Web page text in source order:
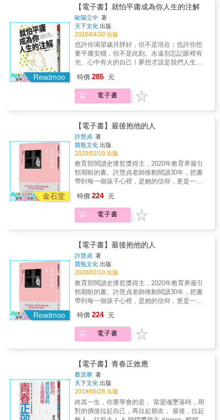
大人能真切同理孩子對於學習的複雜情緒，願
意先理解孩子面對的學習困境，那麼，孩子就
會卸下他們的抗拒，激發出更大的熱情，也會
在學習這條路上更有信心。 ◇關於問題行為 很
多時候，孩子的行為只是表層，那內在的自卑
以及缺乏安全感，才是需要我們好好療癒的部
份。 我多麼渴望讓家長明白，此刻他們多花一
子。只需幾個簡單的親子互動：面對面的遊
戲、和緩的聲調、發球回擊式互動、微笑、溫
暖的撫觸&hellip;&hellip;就能深深滲透到孩子的
上，都是父母和孩子相處的寶貴時光。親子一
同做菜，許多經驗傳承、議題與價值判斷，也
能在輕鬆愉悅的氛圍中，得以深入談論。此
時，親子情感正在流動著，而這些閃閃發光的
回憶，將是他們成年之後很重要的支持力量。
在愛與需要中，學到同理心與責任感。這是我
成為父親後，最希望送給孩子的生命禮物。
子成長的脈絡及未來方向，與學校合奏，和教
師攜手，共同陪伴孩子學習、成長。 3.隨書附
贈超實用表格：包含開學前電訪紀錄表、自主
學習任務表、一週作業規畫表、班親會班級經
營計畫書，獨家攻略不藏私完整收錄！
探」，透過參與社團、打工、專題等機會，找
到心中嚮往的一生志業。 ‧「為社團企劃活動，
卻不曉得該怎樣寫企劃案？」「活動流程表該
如何安排？」 &rarr;企劃書分成兩大塊，活動目
的與活動說明，要讓人一目了然這個活動要達
到什麼目的及程度。 ◎本書特色：幫助孩子打
造從內到外、四個面向的素養 &rarr;工具：一次
度，提供面試、撰寫自傳、讀書計畫的心法；
分享如何當個有「辦法」的人，怎樣為報告、
活動加分？如何建立企劃與執行方法？ &rarr;方
他，踩在巨人肩膀上前行， 建立你的品牌，成
為更好的自己。 &rarr;動力：找到讓自己不斷前
進的能量 找到自己想要的，學得最好！不管現
在成績如何， 根據自己興趣主動找到對話的老
師，當個「有學習責任的主人」， 養成「自主
學習」的習慣。 &rarr;態度：培養正向思考，成
為終身自主學習者 「自主學習者」是「終身學
真心對人，重視細節，履行承諾。 青春，是長
鍊出36個微心法，以工具、方法、動力及態度
四大面向出發， 為年輕學子指引思考與前進的
方向。 這些場景，也許你感到熟悉： ‧「108課
綱上路後，考試及評分標準改變，不再是我熟
悉的方法了，我該怎麼辦？」 &rarr;面對新挑
戰，要有新方法，淇華老師整理與升學考試相
關的要訣，迅速抓住評審眼球。 ‧「擔心他人對
我的看法」、「害怕自己沒有足夠的才能」、
「憂鬱被人拒絕」？ &rarr;也許，我們不只要有
學」。 ‧「好不容易取得學校或實習的面試機
會，該如何在面試後脫穎而出？」 &rarr;往內心
與經驗探尋，例如說出讓你兩眼發光的內在動
機，說出感動你的故事！提早做「職業試
探」，透過參與社團、打工、專題等機會，找
到心中嚮往的一生志業。 ‧「為社團企劃活動，
卻不曉得該怎樣寫企劃案？」「活動流程表該
如何安排？」 &rarr;企劃書分成兩大塊，活動目
的與活動說明，要讓人一目了然這個活動要達
到什麼目的及程度。 ◎本書特色：幫助孩子打
造從內到外、四個面向的素養 &rarr;工具：一次
提供升學的七大工具 面對新的教育與升學制
度，提供面試、撰寫自傳、讀書計畫的心法；
分享如何當個有「辦法」的人，怎樣為報告、
活動加分？如何建立企劃與執行方法？ &rarr;方
他，踩在巨人肩膀上前行， 建立你的品牌，成
為更好的自己。 &rarr;動力：找到讓自己不斷前
進的能量 找到自己想要的，學得最好！不管現
在成績如何， 根據自己興趣主動找到對話的老
師，當個「有學習責任的主人」， 養成「自主
學習」的習慣。 &rarr;態度：培養正向思考，成
為終身自主學習者 「自主學習者」是「終身學
習者」的前身。 從Ordinary到Extraordinary，
真心對人，重視細節，履行承諾。 青春，是長
Readmoo
【電子書】就怕平庸成為你人生的注解
歐陽立中 著
天下文化 出版
2020/04/30 出版
也許你渴望歲月靜好，但不是現在；也許你想
要平庸安穩，但不是此刻。永遠別忘記眼裡有
光、心中有火的自己！夢想才該是我們人生的
常人的要求，所有的冠軍球隊都是在出手奮戰
後贏得榮耀，雖然每次的努力不一定都能獲得
公平的結果，但努力過後得到的回憶，最是刻
了一張神祕的信用卡，此後為了償還積欠的卡
債，他逼自己瘋狂閱讀、每日寫作，沒有人比
他更懂得什麼叫做「努力」，因為他完全就是
個為夢想不計代價的瘋子。如今，他以暢銷作
家握有的那枝生花妙筆，寫出他與學生共同經
歷的校園生活點滴以及他們共同走過的成長之
道，也寫出他在帶領學生翻轉古文、為張愛玲
做履歷健檢、為園遊會寫吸睛文案、為青春譜
戰歌的同時，如何在各種機會教育的場合裡，
讓每一個人知道，面對人生，我們必須努力不
懈、堅持到底、勇於追求自己想要的精采人
生；面對未來，我們必須拒絕平庸，成就更好
的自己。這樣的歐陽立中，寫給這樣的你──˙站
在人生十字路口感到迷茫不敢追求夢想的你。
歐陽立中與你分享自己如何勇敢刷下「夢想信
用卡」，絕不放棄自己的天命。˙屢戰屢敗耗盡
氣力已趴倒不想再站起的你。歐陽立中告訴你
失敗一定有原因，與你分享他和學生如何避免
在同樣的地方跌倒第二次。˙正肆意揮霍青春資
本還沒想清楚未來方向的你。歐陽立中與你分
享自己的青春時光如何在球場上揮灑汗水，因
為不出手便無法奪冠。˙日復一日了無新意工作
只是為了薪水的你。歐陽立中與你分享他如何
翻轉課文，與學生在課堂上激發各種創意，工
放棄了。因為到頭來，你會發現，人生都馬很
難，只有變胖最容易。˙我們不知道每次的努力
是不是都能獲得公平的結果，但回憶不騙人，
永遠對我們的努力，加倍奉還。˙你的放棄，成
就了別人的天命。你要堅持，堅持到別人放
棄，讓他們來成就「你的天命」！【關於學
習】˙學習就是複利投資，剛開始不見漲幅，把
特價 285 元
電子書
金石堂
【電子書】最後抱他的人
許慧貞 著
寶瓶文化 出版
2020/02/10 出版
教育部閱讀史懷哲獎得主，2020年教育界最引
頸期盼的書。許慧貞老師推動閱讀30年，把書
帶到每一個孩子心裡，是她的信仰，更是一生
多孩子無法選擇自己的出生， 而老師是提供給
他們公平、正義機會的最後一道防線。 教育部
閱讀史懷哲獎得主 〈我可能是最後抱他的人〉
年來，把書帶到每一個孩子心裡， 是她的信
仰， 更是一生懸命。 ※國家圖書館館長、大學
教授、醫師、教育家、老師、校長、作家等17
位各領域專家學者熱淚推薦。 作文課上，「爸
爸打媽媽。」他說。 我一陣心驚，但故作鎮
定：「好，就寫下來。」 但「爸」寫錯，
「媽」寫錯，連「打」都寫個兩邊出頭。然而
這時錯字已不是重點，我問他：「然後呢？」
「然後我就保護媽媽。」 我拍拍他的頭：「後
敢。」我緊緊環抱他一下，希望能將支持的力
量傳遞給他。 阿傑倒抽一口氣，很緊繃的樣
子，看來是很久沒人抱他了。 但憾事發生了
&hellip;&hellip; 這是深埋與沉寂在許慧貞心裡
的真實故事，阿傑的離去，讓許慧貞至痛體
悟： 「不是每個孩子都有機會成長在書香環繞
的環境， 但無論出身貧富，所有的孩子都將來
到公立學校老師的眼前。 我們是提供給他們公
平、正義機會的最後一道防線， 我因之以身為
公立學校的老師為榮。」 戮力推動閱讀30年，
特價 224 元
電子書
Readmoo
【電子書】最後抱他的人
許慧貞 著
寶瓶文化 出版
2020/02/10 出版
教育部閱讀史懷哲獎得主，2020年教育界最引
頸期盼的書。許慧貞老師推動閱讀30年，把書
帶到每一個孩子心裡，是她的信仰，更是一生
多孩子無法選擇自己的出生， 而老師是提供給
他們公平、正義機會的最後一道防線。 教育部
閱讀史懷哲獎得主 〈我可能是最後抱他的人〉
年來，把書帶到每一個孩子心裡， 是她的信
仰， 更是一生懸命。 ※國家圖書館館長、大學
教授、醫師、教育家、老師、校長、作家等17
位各領域專家學者熱淚推薦。 作文課上，「爸
爸打媽媽。」他說。 我一陣心驚，但故作鎮
定：「好，就寫下來。」 但「爸」寫錯，
「媽」寫錯，連「打」都寫個兩邊出頭。然而
特價 224 元
電子書
【電子書】青春正效應
蔡淇華 著
天下文化 出版
2019/06/28 出版
終其一生，你要學會的是， 當靈魂墜落時，用
對的價值拉起自己，再拉起朋友， 最後，拉起